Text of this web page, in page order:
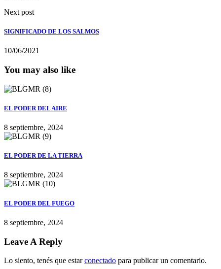
Next post
SIGNIFICADO DE LOS SALMOS
10/06/2021
You may also like
EL PODER DEL AIRE
8 septiembre, 2024
EL PODER DE LA TIERRA
8 septiembre, 2024
EL PODER DEL FUEGO
8 septiembre, 2024
Leave A Reply
Lo siento, tenés que estarconectado para publicar un comentario.